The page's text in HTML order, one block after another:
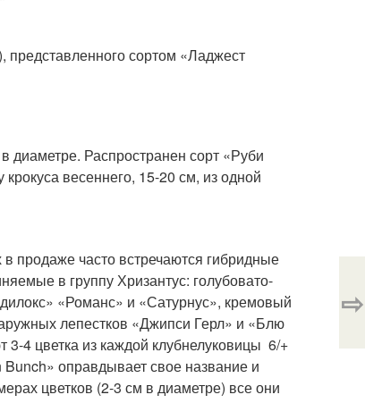
представленного сортом «Ладжест
диаметре. Распространен сорт «Руби
весеннего, 15-20 см, из одной
продаже часто встречаются гибридные
в группу Хризантус: голубовато-
«Романс» и «Сатурнус», кремовый
лепестков «Джипси Герл» и «Блю
4 цветка из каждой клубнелуковицы 6/+
Bunch» оправдывает свое название и
цветков (2-3 см в диаметре) все они
⇨